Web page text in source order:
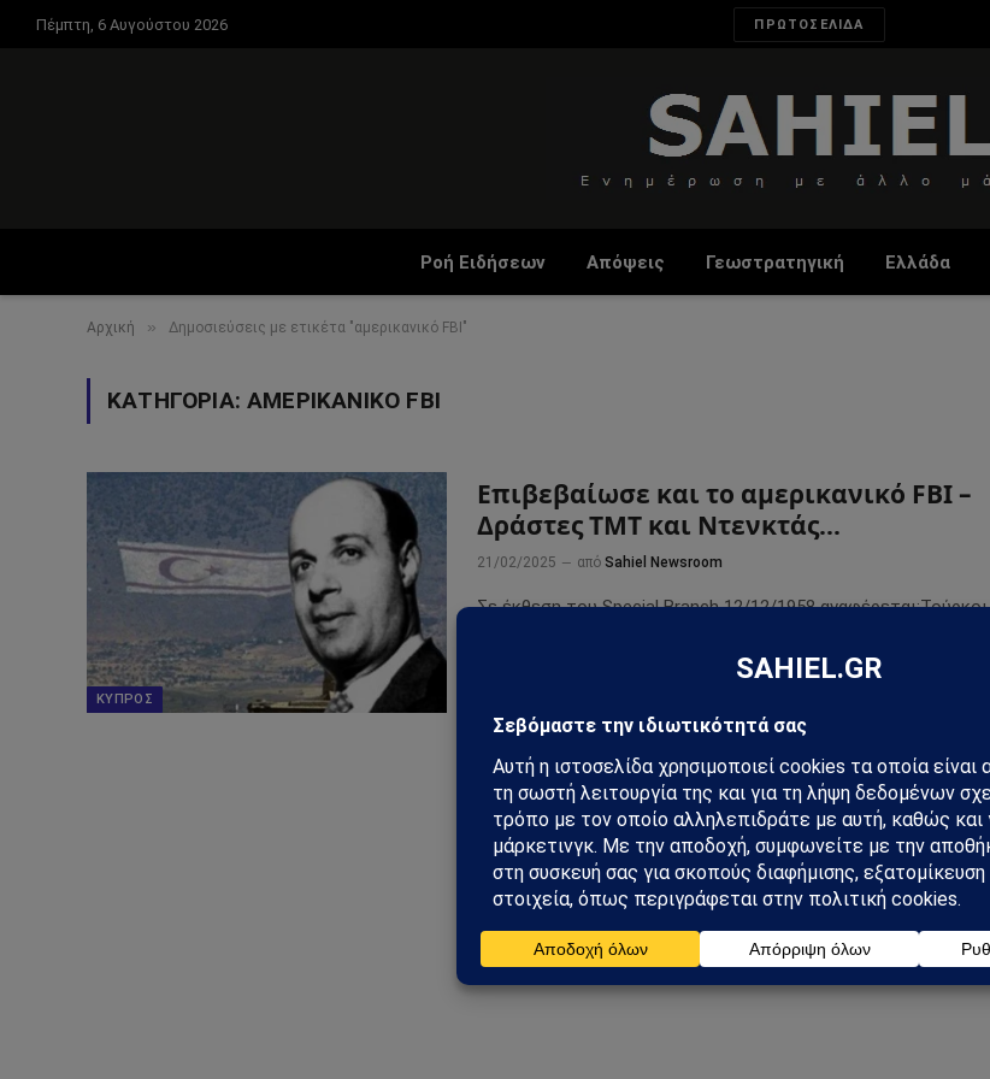
Πέμπτη, 6 Αυγούστου 2026 ΠΡΩΤΟΣΕΛΙΔΑ
Ροή Ειδήσεων Απόψεις Γεωστρατηγική Ελλάδα
Αρχική » Δημοσιεύσεις με ετικέτα "αμερικανικό FBI"
ΚΑΤΗΓΟΡΊΑ:ΑΜΕΡΙΚΑΝΙΚΌ FBI
ΚΎΠΡΟΣ
Επιβεβαίωσε και το αμερικανικό FBI –
Δράστες ΤΜΤ και Ντενκτάς…
21/02/2025 από Sahiel Newsroom
Σε έκθεση του Special Branch 12/12/1958 αναφέρεται:Τούρκοι